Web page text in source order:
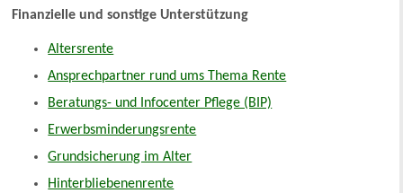
Finanzielle und sonstige Unterstützung
Altersrente
Ansprechpartner rund ums Thema Rente
Beratungs- und Infocenter Pflege (BIP)
Erwerbsminderungsrente
Grundsicherung im Alter
Hinterbliebenenrente